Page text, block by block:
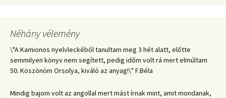
Néhány vélemény
\"A Kamionos nyelvleckéből tanultam meg 3 hét alatt, előtte
semmilyen könyv nem segített, pedig időm volt rá mert elmúltam
50. Köszönöm Orsolya, kiváló az anyag!\" F.Béla
Mindig bajom volt az angollal mert mást írnak mint, amit mondanak,